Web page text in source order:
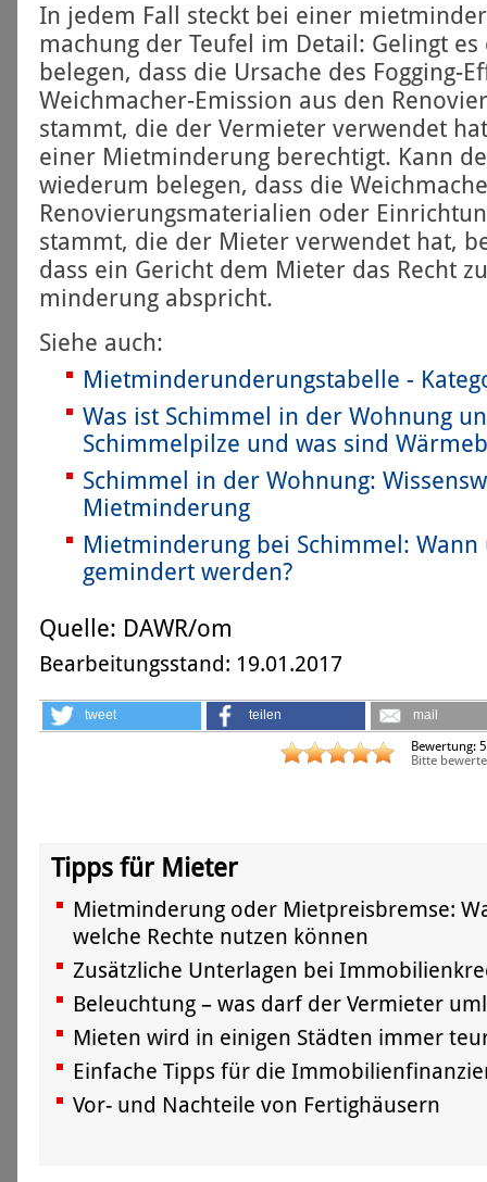
In jedem Fall steckt bei einer
machung der Teufel im Detail: Gelingt
belegen, dass die Ursache des Fogging-
Weichmacher-Emission aus den
stammt, die der Vermieter verwendet
einer Miet­minderung berechtigt. Kann
wiederum belegen, dass die
Renovierungs­materialien oder
stammt, die der Mieter verwendet hat,
dass ein Gericht dem Mieter das Recht
minderung abspricht.
Siehe auch:
Mietminderunderungstabelle -
Was ist Schimmel in der Wohnung
Schimmelpilze und was sind
Schimmel in der Wohnung:
Mietminderung
Miet­minderung bei Schimmel:
gemindert werden?
Quelle: DAWR/om
Bearbeitungsstand: 19.01.2017
Bewertung: 5
Bitte
tweet teilen mail
Tipps für Mieter
Mietminderung oder Mietpreisbremse:
welche Rechte nutzen können
Zusätzliche Unterlagen bei
Beleuchtung – was darf der Vermieter
Mieten wird in einigen Städten immer
Einfache Tipps für die
Vor- und Nachteile von Fertighäusern